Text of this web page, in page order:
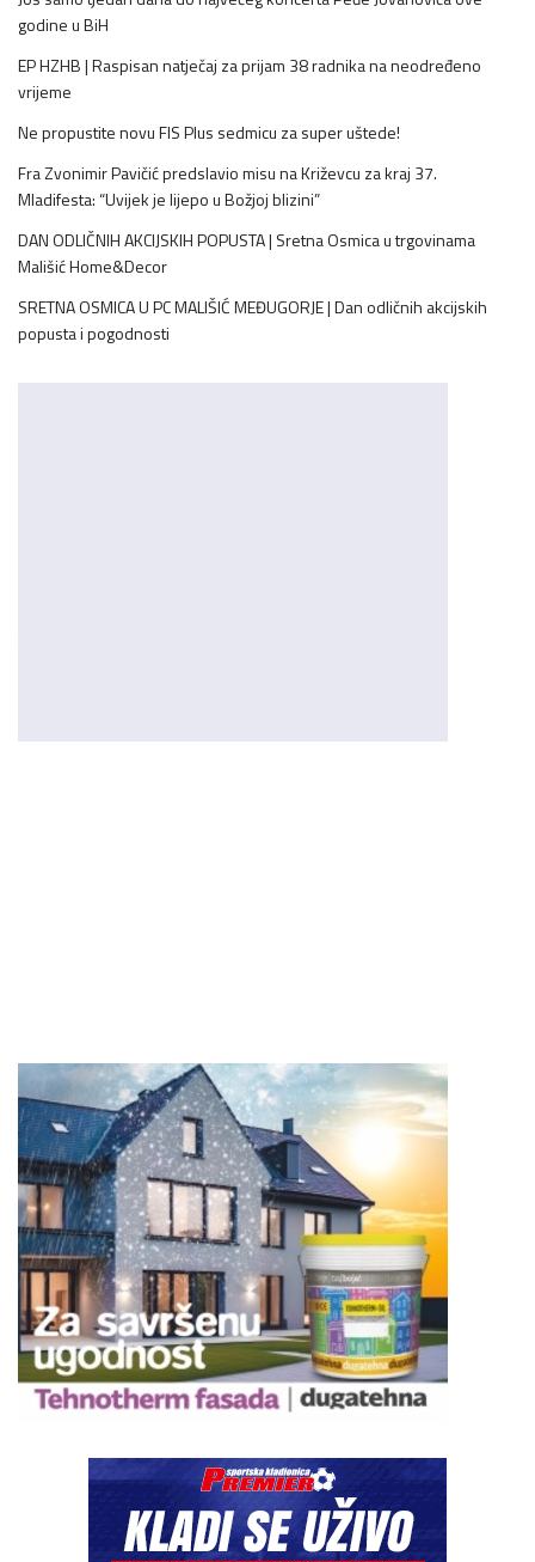
godine u BiH
EP HZHB | Raspisan natječaj za prijam 38 radnika na neodređeno
vrijeme
Ne propustite novu FIS Plus sedmicu za super uštede!
Fra Zvonimir Pavičić predslavio misu na Križevcu za kraj 37.
Mladifesta: “Uvijek je lijepo u Božjoj blizini”
DAN ODLIČNIH AKCIJSKIH POPUSTA | Sretna Osmica u trgovinama
Mališić Home&Decor
SRETNA OSMICA U PC MALIŠIĆ MEĐUGORJE | Dan odličnih akcijskih
popusta i pogodnosti